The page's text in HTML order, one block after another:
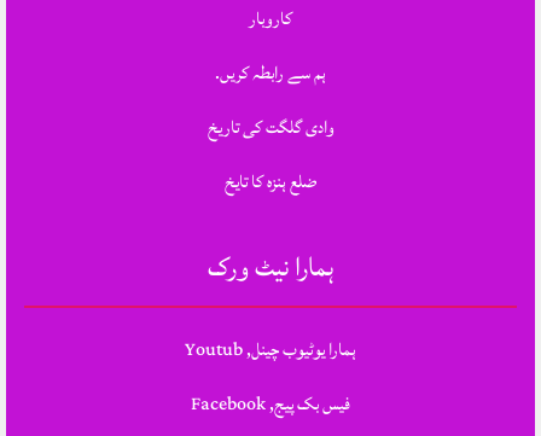
کاروبار
ہم سے رابطہ کریں.
وادی گلگت کی تاریخ
ضلع ہنزہ کا تایخ
ہمارا نیٹ ورک
ہمارا یوٹیوب چینل, Youtub
فیس بک پیج, Facebook